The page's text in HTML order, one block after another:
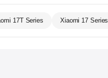
17T Series Xiaomi 17 Series